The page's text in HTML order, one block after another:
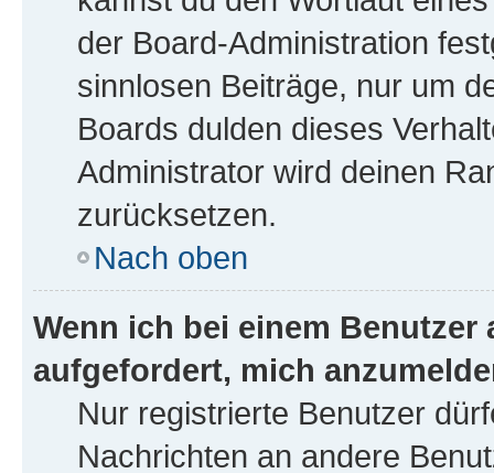
der Board-Administration
sinnlosen Beiträge, nur um
Boards dulden dieses
Administrator wird deinen
zurücksetzen.
Nach oben
Wenn ich bei einem
aufgefordert, mich
Nur registrierte Benutzer
Nachrichten an andere